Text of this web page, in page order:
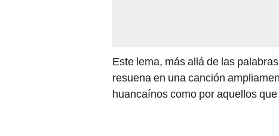
Este lema, más allá de las
resuena en una canción
huancaínos como por aquellos